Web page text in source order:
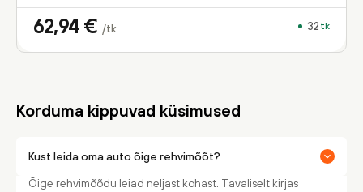
62,94 € /tk 32 tk
Korduma kippuvad küsimused
Kust leida oma auto õige rehvimõõt?
Õige rehvimõõdu leiad neljast kohast. Tavaliselt kirjas